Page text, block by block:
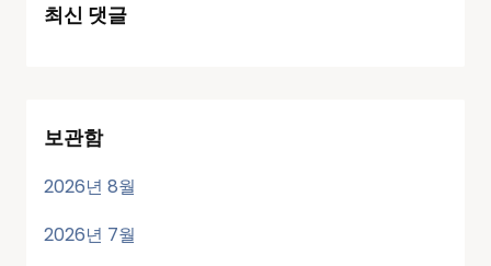
최신 댓글
보관함
2026년 8월
2026년 7월